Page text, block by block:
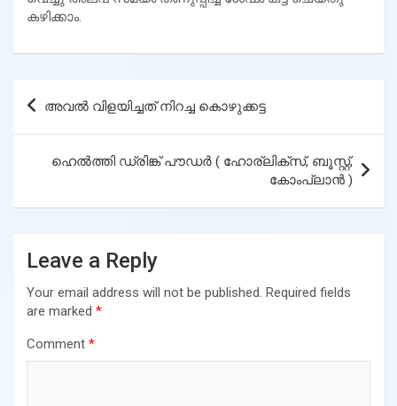
കഴിക്കാം.
Post
navigation
അവൽ വിളയിച്ചത് നിറച്ച കൊഴുക്കട്ട
ഹെൽത്തി ഡ്രിങ്ക് പൗഡർ ( ഹോര്ലിക്സ്, ബൂസ്റ്റ്,
കോംപ്ലാൻ )
Leave a Reply
Your email address will not be published. Required fields
are marked *
Comment *